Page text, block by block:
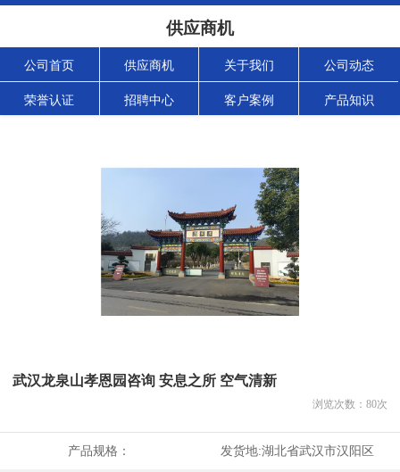
供应商机
公司首页 供应商机 关于我们 公司动态
荣誉认证 招聘中心 客户案例 产品知识
武汉龙泉山孝恩园咨询 安息之所 空气清新
浏览次数： 80次
产品规格： 发货地:湖北省武汉市汉阳区